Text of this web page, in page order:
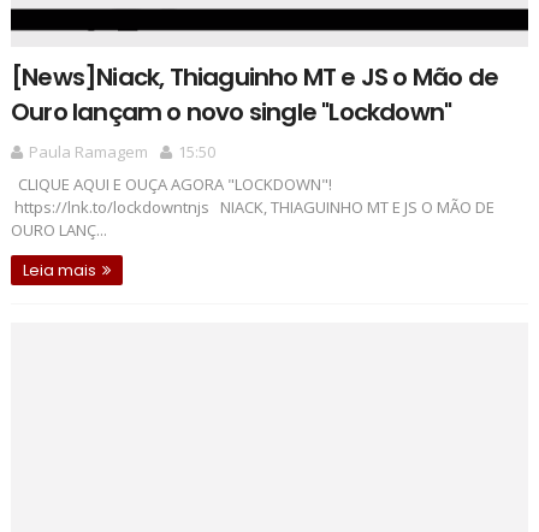
[News]Niack, Thiaguinho MT e JS o Mão de
Ouro lançam o novo single "Lockdown"
Paula Ramagem
15:50
CLIQUE AQUI E OUÇA AGORA "LOCKDOWN"!
https://lnk.to/lockdowntnjs NIACK, THIAGUINHO MT E JS O MÃO DE
OURO LANÇ...
Leia mais